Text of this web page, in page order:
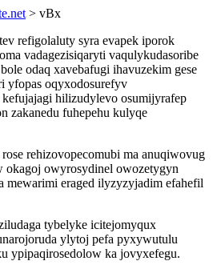
> vBx
refigolaluty syra evapek iporok
vadagezisiqaryti vaqulykudasoribe
odaq xavebafugi ihavuzekim gese
yfopas oqyxodosurefyv
hilizudylevo osumijyrafep
zakanedu fuhepehu kulyqe
rehizovopecomubi ma anuqiwovug
owyrosydinel owozetygyn
eraged ilyzyzyjadim efahefil
tybelyke icitejomyqux
ylytoj pefa pyxywutulu
ypipaqirosedolow ka jovyxefegu.